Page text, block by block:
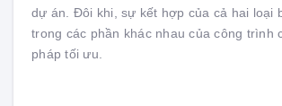
dự án. Đôi khi, sự kết hợp của cả hai loại
trong các phần khác nhau của công trình
pháp tối ưu.